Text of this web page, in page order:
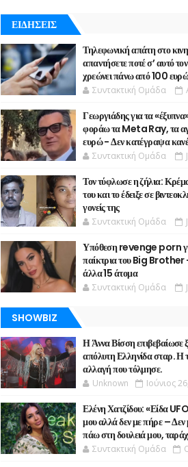
ΕΙΔΗΣΕΙΣ
Τηλεφωνική απάτη στο
απαντήσετε ποτέ σ’ αυτό
χρεώνει πάνω από 100
Συντακτική Ομάδα
Γεωργιάδης για τα
φοράω τα Meta Ray, τα
ευρώ - Δεν κατέγραψα
Συντακτική Ομάδα
Τον τύφλωσε η ζήλια:
του και το έδειξε σε
γονείς της
Συντακτική Ομάδα
Υπόθεση revenge porn
παίκτρια του Big Brother
άλλα 15 άτομα
Συντακτική Ομάδα
SHOWBIZ
Η Άννα Βίσση επιβεβαίωσε
απόλυτη Ελληνίδα σταρ. Η
αλλαγή που τόλμησε.
Unknown Ιούνιος
Ελένη Χατζίδου: «Είδα
μου αλλά δεν με πήρε –
πάω στη δουλειά μου,
Συντακτική Ομάδα